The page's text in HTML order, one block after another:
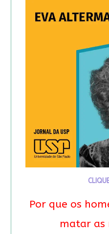
Por que os
matar as